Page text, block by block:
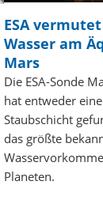
ESA
Wasser am
Mars
Die ESA-Sonde
hat entweder
Staubschicht
das größte
Planeten.